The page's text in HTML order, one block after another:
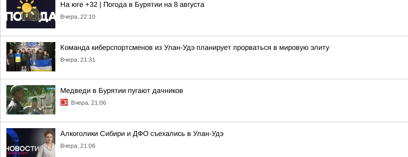
На юге +32 | Погода в Бурятии на 8 августа
Вчера, 22:10
Команда киберспортсменов из Улан-Удэ планирует прорваться в мировую элиту
Вчера, 21:31
Медведи в Бурятии пугают дачников
Вчера, 21:06
Алкоголики Сибири и ДФО съехались в Улан-Удэ
Вчера, 21:06